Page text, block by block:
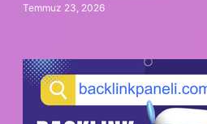
Temmuz 23, 2026